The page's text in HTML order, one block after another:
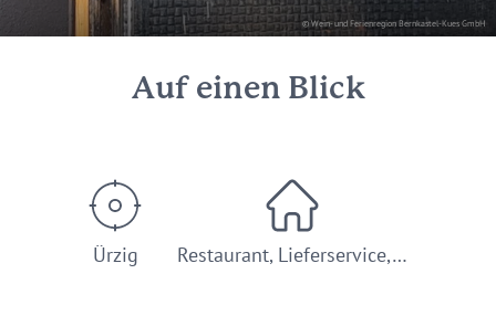
© Wein- und Ferienregion Bernkastel-Kues GmbH
Auf einen Blick
Ürzig Restaurant, Lieferservice,…